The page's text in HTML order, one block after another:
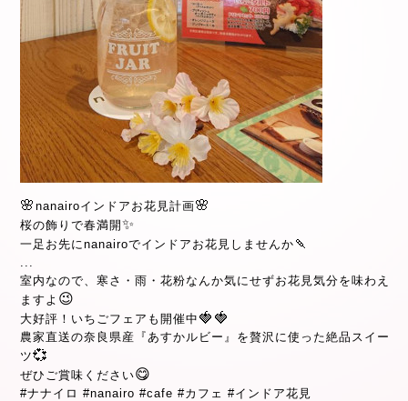
🌸 nanairoインドアお花見計画🌸
桜の飾りで春満開 ✨
一足お先にnanairoでインドアお花見しませんか 🍡
...
室内なので、寒さ・雨・花粉なんか気にせずお花見気分を味わえ
ますよ 😉
大好評！いちごフェアも開催中 🍓 🍓
農家直送の奈良県産『あすかルビー』を贅沢に使った絶品スイー
ツ💞
ぜひご賞味ください😋
#ナナイロ #nanairo #cafe #カフェ #インドア花見